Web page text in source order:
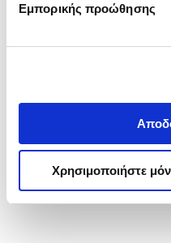
Εμπορικής προώθησης
Χρησιμοποιήστε